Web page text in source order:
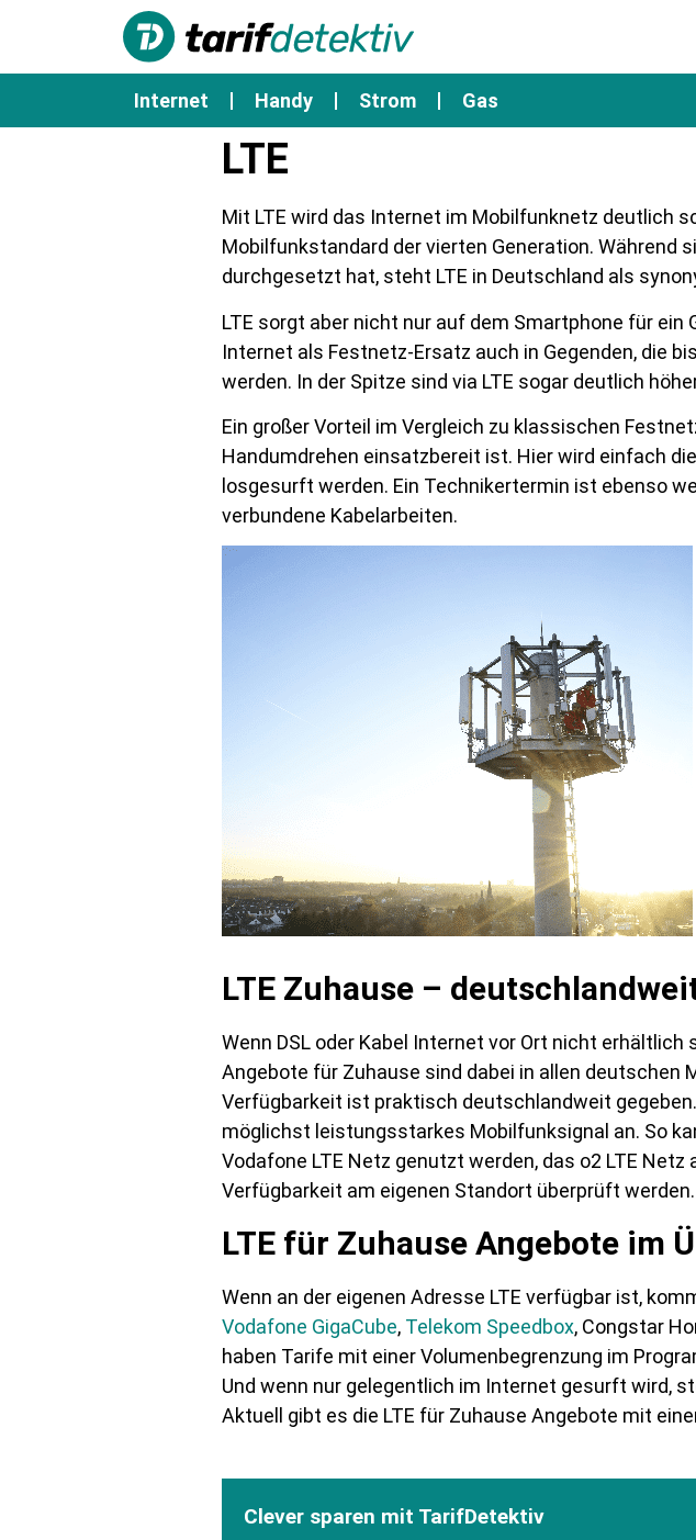
Internet Handy Strom Gas
LTE
Mit LTE wird das Internet im Mobilfunknetz deutlich
Mobilfunkstandard der vierten Generation. Während
durchgesetzt hat, steht LTE in Deutschland als
LTE sorgt aber nicht nur auf dem Smartphone für
Internet als Festnetz-Ersatz auch in Gegenden, die
werden. In der Spitze sind via LTE sogar deutlich
Ein großer Vorteil im Vergleich zu klassischen
Handumdrehen einsatzbereit ist. Hier wird einfach
losgesurft werden. Ein Technikertermin ist ebenso
verbundene Kabelarbeiten.
LTE Zuhause –
Wenn DSL oder Kabel Internet vor Ort nicht
Angebote für Zuhause sind dabei in allen deutschen
Verfügbarkeit ist praktisch deutschlandweit
möglichst leistungsstarkes Mobilfunksignal an. So
Vodafone LTE Netz genutzt werden, das o2 LTE
Verfügbarkeit am eigenen Standort überprüft werden.
LTE für Zuhause Angebote im
Wenn an der eigenen Adresse LTE verfügbar ist,
Vodafone GigaCube, Telekom Speedbox, Congstar
haben Tarife mit einer Volumenbegrenzung im
Und wenn nur gelegentlich im Internet gesurft wird,
Aktuell gibt es die LTE für Zuhause Angebote mit
Clever sparen mit TarifDetektiv